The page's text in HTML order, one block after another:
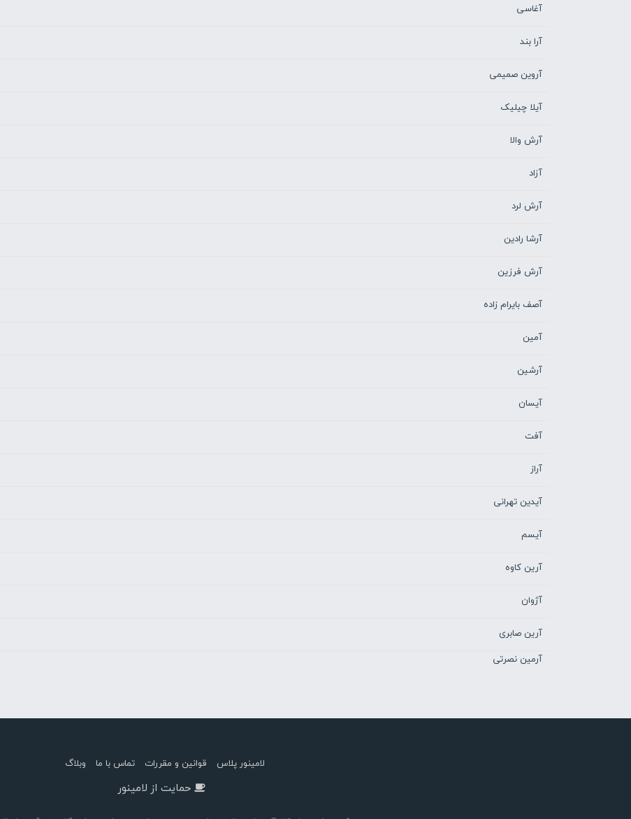
آغاسی
آرا بند
آروین صمیمی
آیلا چیلیک
آرش والا
آزاد
آرش لرد
آرشا رادین
آرش فرزین
آصف بایرام زاده
آمین
آرشین
آیسان
آفت
آراز
آیدین تهرانی
آیسم
آرین کاوه
آژوان
آرین صابری
آرمین نصرتی
لامینور پلاس قوانین و مقررات تماس با ما وبلاگ
حمایت از لامینور